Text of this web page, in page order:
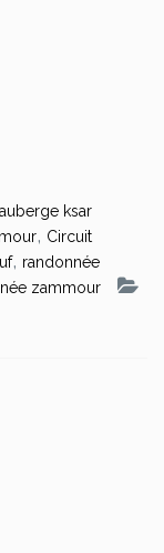
auberge ksar
, Circuit
, randonnée
zammour